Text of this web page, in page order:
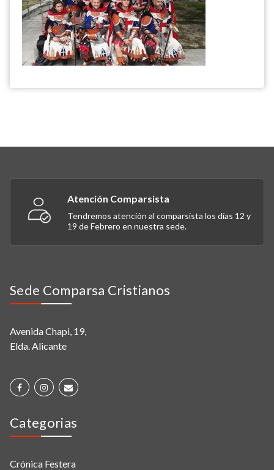
Atención Comparsista
Tendremos atención al comparsista los días 12 y
19 de Febrero en nuestra sede.
Sede Comparsa Cristianos
Avenida Chapi, 19,
Elda. Alicante
Categorias
Crónica Festera